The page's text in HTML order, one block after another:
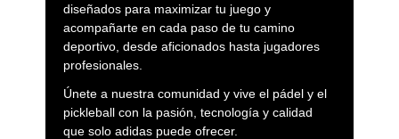
diseñados para maximizar tu juego y
acompañarte en cada paso de tu camino
deportivo, desde aficionados hasta jugadores
profesionales.
Únete a nuestra comunidad y vive el pádel y el
pickleball con la pasión, tecnología y calidad
que solo adidas puede ofrecer.